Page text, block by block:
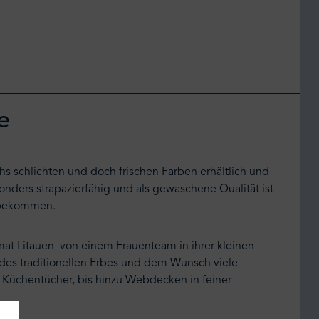
schlichten und doch frischen Farben erhältlich und
strapazierfähig und als gewaschene Qualität ist
Litauen von einem Frauenteam in ihrer kleinen
traditionellen Erbes und dem Wunsch viele
bis hinzu Webdecken in feiner